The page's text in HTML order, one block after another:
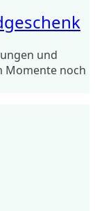
und
Momente noch